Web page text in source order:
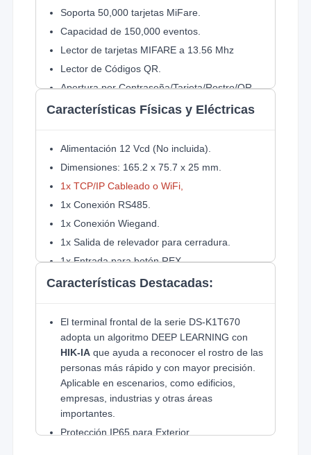
Soporta 50,000 tarjetas MiFare.
Capacidad de 150,000 eventos.
Lector de tarjetas MIFARE a 13.56 Mhz
Lector de Códigos QR.
Apertura por Contraseña/Tarjeta/Rostro/QR.
Verificación combinable Contraseña + Tarjeta
o Smartphone.
Funcion WDR
Características Físicas y Eléctricas
Alimentación 12 Vcd (No incluida).
Dimensiones: 165.2 x 75.7 x 25 mm.
1x TCP/IP Cableado o WiFi,
1x Conexión RS485.
1x Conexión Wiegand.
1x Salida de relevador para cerradura.
1x Entrada para botón REX
2x Entrada de Alarma
1x USB (para módulo).
1x Sensor de puerta
Características Destacadas:
El terminal frontal de la serie DS-K1T670
adopta un algoritmo DEEP LEARNING con
HIK-IAque ayuda a reconocer el rostro de las
personas más rápido y con mayor precisión.
Aplicable en escenarios, como edificios,
empresas, industrias y otras áreas
importantes.
Protección IP65 para Exterior.